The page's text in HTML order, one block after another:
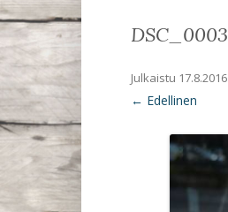
DSC_0003
Julkaistu 17.8.2016
← Edellinen